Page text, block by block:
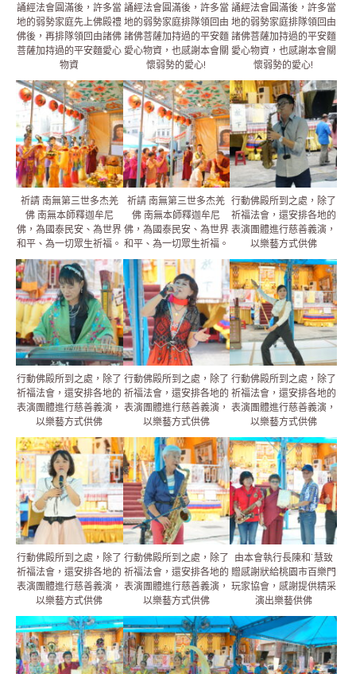
誦經法會圓滿後，許多當
地的弱勢家庭先上佛殿禮
佛後，再排隊領回由諸佛
菩薩加持過的平安麵愛心
物資
誦經法會圓滿後，許多當
地的弱勢家庭排隊領回由
諸佛菩薩加持過的平安麵
愛心物資，也感謝本會關
懷弱勢的愛心!
誦經法會圓滿後，許多當
地的弱勢家庭排隊領回由
諸佛菩薩加持過的平安麵
愛心物資，也感謝本會關
懷弱勢的愛心!
祈請 南無第三世多杰羌
佛 南無本師釋迦牟尼
佛，為國泰民安、為世界
和平、為一切眾生祈福。
祈請 南無第三世多杰羌
佛 南無本師釋迦牟尼
佛，為國泰民安、為世界
和平、為一切眾生祈福。
行動佛殿所到之處，除了
祈福法會，還安排各地的
表演團體進行慈善義演，
以樂藝方式供佛
行動佛殿所到之處，除了
祈福法會，還安排各地的
表演團體進行慈善義演，
以樂藝方式供佛
行動佛殿所到之處，除了
祈福法會，還安排各地的
表演團體進行慈善義演，
以樂藝方式供佛
行動佛殿所到之處，除了
祈福法會，還安排各地的
表演團體進行慈善義演，
以樂藝方式供佛
行動佛殿所到之處，除了
祈福法會，還安排各地的
表演團體進行慈善義演，
以樂藝方式供佛
行動佛殿所到之處，除了
祈福法會，還安排各地的
表演團體進行慈善義演，
以樂藝方式供佛
由本會執行長陳和˙慧致
贈感謝狀給桃園市百樂門
玩家協會，感謝提供精采
演出樂藝供佛